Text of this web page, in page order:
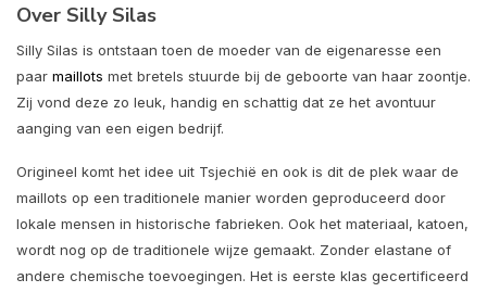
Over Silly Silas
Silly Silas is ontstaan toen de moeder van de eigenaresse een
paar maillots met bretels stuurde bij de geboorte van haar zoontje.
Zij vond deze zo leuk, handig en schattig dat ze het avontuur
aanging van een eigen bedrijf.
Origineel komt het idee uit Tsjechië en ook is dit de plek waar de
maillots op een traditionele manier worden geproduceerd door
lokale mensen in historische fabrieken. Ook het materiaal, katoen,
wordt nog op de traditionele wijze gemaakt. Zonder elastane of
andere chemische toevoegingen. Het is eerste klas gecertificeerd